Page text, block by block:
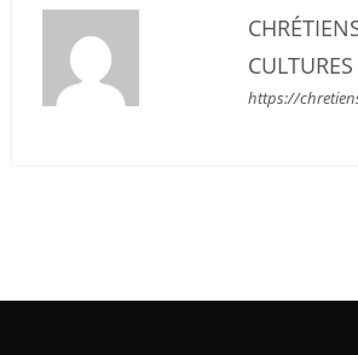
CULTURES
https://